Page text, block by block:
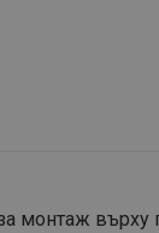
монтаж